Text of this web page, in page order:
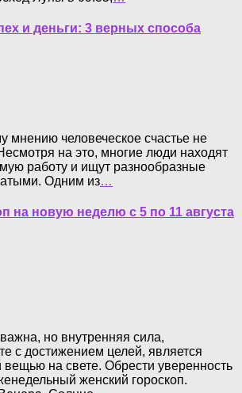
и деньги: 3 верных способа
мнению человеческое счастье не
на это, многие люди находят
работу и ищут разнообразные
Одним из…
на новую неделю с 5 по 11 августа
но внутренняя сила,
с достижением целей, является
вещью на свете. Обрести уверенность
женский гороскоп.